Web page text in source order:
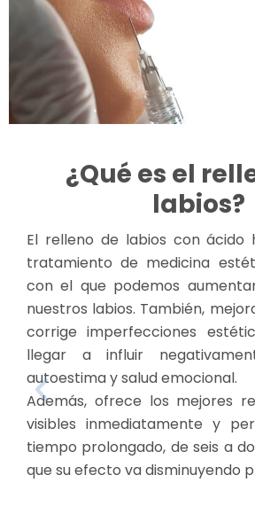
¿Qué es el
labios?
El relleno de labios con ácido
tratamiento de medicina
con el que podemos
nuestros labios. También,
corrige imperfecciones
llegar a influir
autoestima y salud emocional.
Además, ofrece los mejores
visibles inmediatamente y
tiempo prolongado, de seis a
que su efecto va disminuyendo